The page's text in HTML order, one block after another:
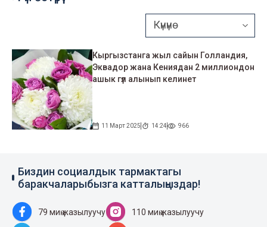
Кыргызстанга жыл сайын Голландия,
Эквадор жана Кениядан 2 миллиондон
ашык гүл алынып келинет
11 Март 2025 14:24 966
Биздин социалдык тармактагы
баракчаларыбызга катталыңыздар!
79 миң жазылуучу 110 миң жазылуучу